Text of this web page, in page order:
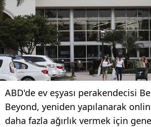
ABD'de ev eşyası perakendecisi
Beyond, yeniden yapılanarak
daha fazla ağırlık vermek için